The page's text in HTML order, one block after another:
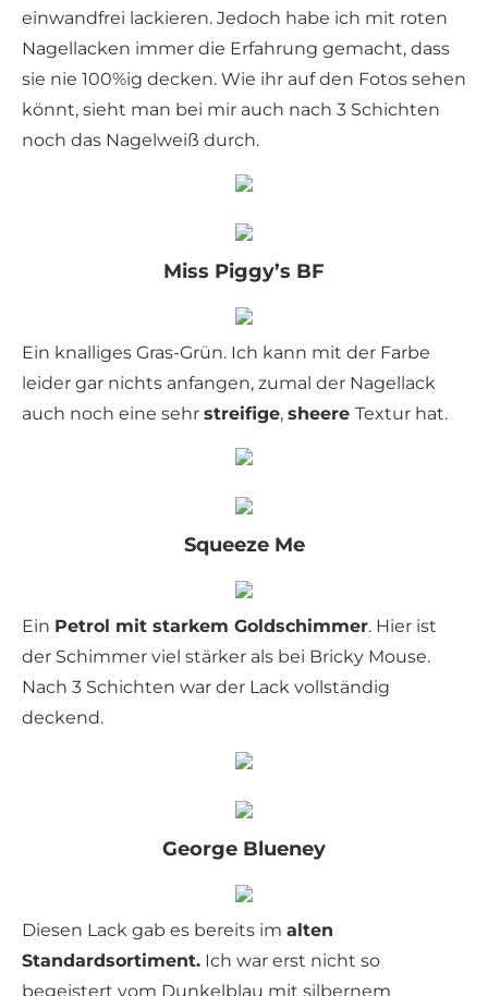
einwandfrei lackieren. Jedoch habe ich mit roten
Nagellacken immer die Erfahrung gemacht, dass
sie nie 100%ig decken. Wie ihr auf den Fotos sehen
könnt, sieht man bei mir auch nach 3 Schichten
noch das Nagelweiß durch.
Miss Piggy’s BF
Ein knalliges Gras-Grün. Ich kann mit der Farbe
leider gar nichts anfangen, zumal der Nagellack
auch noch eine sehr streifige, sheere Textur hat.
Squeeze Me
Ein Petrol mit starkem Goldschimmer. Hier ist
der Schimmer viel stärker als bei Bricky Mouse.
Nach 3 Schichten war der Lack vollständig
deckend.
George Blueney
Diesen Lack gab es bereits im alten
Standardsortiment. Ich war erst nicht so
begeistert vom Dunkelblau mit silbernem